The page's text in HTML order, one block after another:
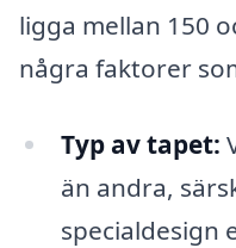
ligga mellan 150
några faktorer
Typ av tapet:
än andra,
specialdesign